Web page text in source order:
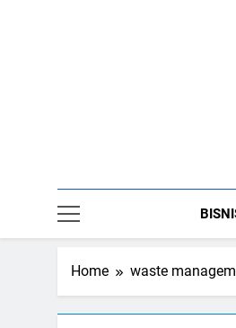
Home waste